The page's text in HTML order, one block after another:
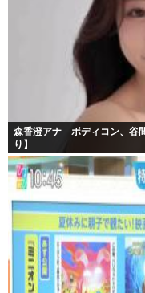
森香澄アナ ボディコン、谷
り】